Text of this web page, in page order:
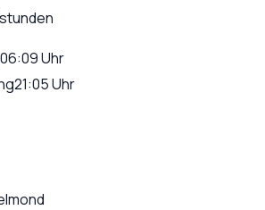
06:09 Uhr
21:05 Uhr